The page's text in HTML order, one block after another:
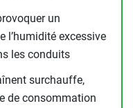
un
l’humidité excessive
les conduits
surchauffe,
de consommation